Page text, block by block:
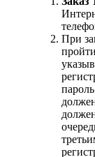
При